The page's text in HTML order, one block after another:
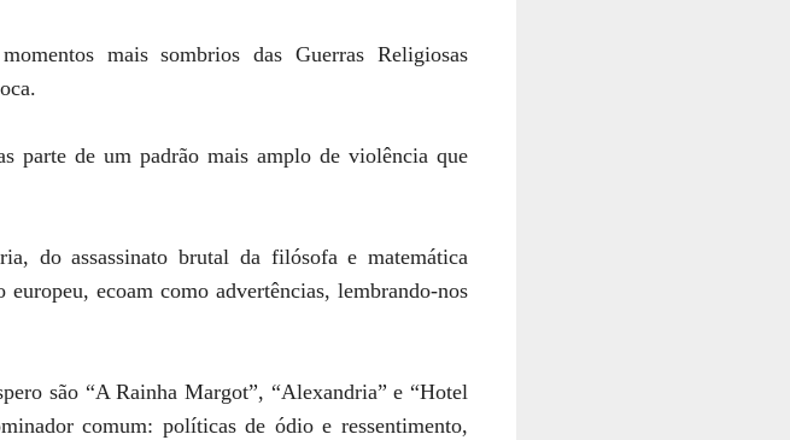
mais sombrios das Guerras Religiosas
parte de um padrão mais amplo de violência que
do assassinato brutal da filósofa e matemática
ecoam como advertências, lembrando-nos
são “A Rainha Margot”, “Alexandria” e “Hotel
comum: políticas de ódio e ressentimento,